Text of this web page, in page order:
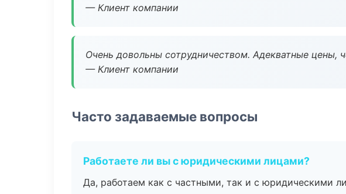
— Клиент компании
Очень довольны сотрудничеством. Адекватные цены,
— Клиент компании
Часто задаваемые вопросы
Работаете ли вы с юридическими лицами?
Да, работаем как с частными, так и с юридическими